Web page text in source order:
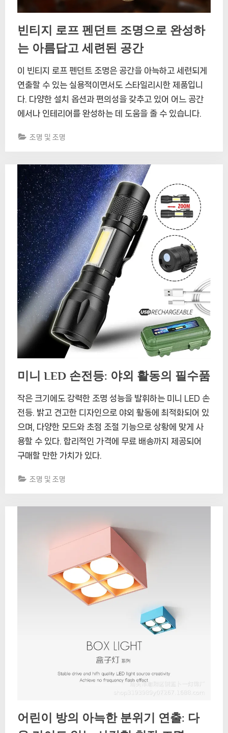
빈티지 로프 펜던트 조명으로 완성하
는 아름답고 세련된 공간
이 빈티지 로프 펜던트 조명은 공간을 아늑하고 세련되게
연출할 수 있는 실용적이면서도 스타일리시한 제품입니
다. 다양한 설치 옵션과 편의성을 갖추고 있어 어느 공간
에서나 인테리어를 완성하는 데 도움을 줄 수 있습니다.
조명 및 조명
미니 LED 손전등: 야외 활동의 필수품
작은 크기에도 강력한 조명 성능을 발휘하는 미니 LED 손
전등. 밝고 견고한 디자인으로 야외 활동에 최적화되어 있
으며, 다양한 모드와 초점 조절 기능으로 상황에 맞게 사
용할 수 있다. 합리적인 가격에 무료 배송까지 제공되어
구매할 만한 가치가 있다.
조명 및 조명
어린이 방의 아늑한 분위기 연출: 다